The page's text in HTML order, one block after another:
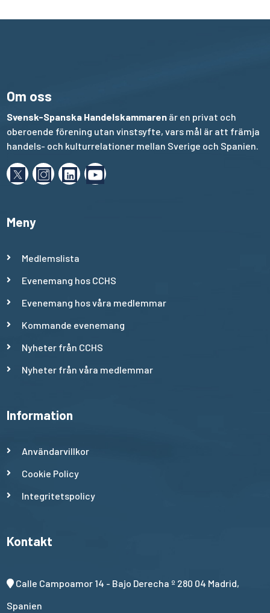
Om oss
Svensk-Spanska Handelskammaren är en privat och
oberoende förening utan vinstsyfte, vars mål är att främja
handels- och kulturrelationer mellan Sverige och Spanien.
Meny
Medlemslista
Evenemang hos CCHS
Evenemang hos våra medlemmar
Kommande evenemang
Nyheter från CCHS
Nyheter från våra medlemmar
Information
Användarvillkor
Cookie Policy
Integritetspolicy
Kontakt
Calle Campoamor 14 - Bajo Derecha º 280 04 Madrid,
Spanien